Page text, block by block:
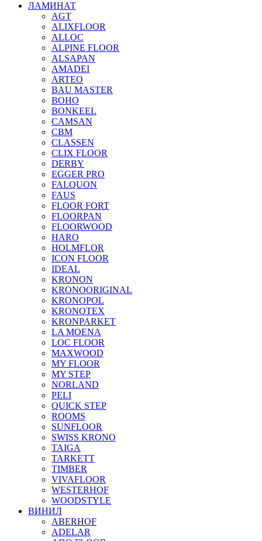
ЛАМИНАТ
AGT
ALIXFLOOR
ALLOC
ALPINE FLOOR
ALSAPAN
AMADEI
ARTEO
BAU MASTER
BOHO
BONKEEL
CAMSAN
CBM
CLASSEN
CLIX FLOOR
DERBY
EGGER PRO
FALQUON
FAUS
FLOOR FORT
FLOORPAN
FLOORWOOD
HARO
HOLMFLOR
ICON FLOOR
IDEAL
KRONON
KRONOORIGINAL
KRONOPOL
KRONOTEX
KRONPARKET
LA MOENA
LOC FLOOR
MAXWOOD
MY FLOOR
MY STEP
NORLAND
PELI
QUICK STEP
ROOMS
SUNFLOOR
SWISS KRONO
TAIGA
TARKETT
TIMBER
VIVAFLOOR
WESTERHOF
WOODSTYLE
ВИНИЛ
ABERHOF
ADELAR